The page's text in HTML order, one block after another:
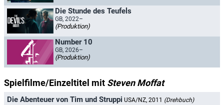
Die Stunde des Teufels
GB, 2022–
(Produktion)
Number 10
GB, 2026–
(Produktion)
Spielfilme/Einzeltitel mit Steven Moffat
Die Abenteuer von Tim und Struppi USA/NZ, 2011 (Drehbuch)